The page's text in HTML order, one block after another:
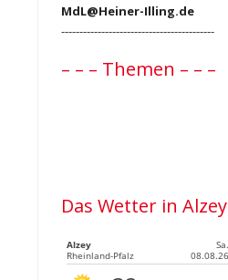
MdL@Heiner-Illing.de
------------------------------------------
– – – Themen – – –
Das Wetter in Alzey